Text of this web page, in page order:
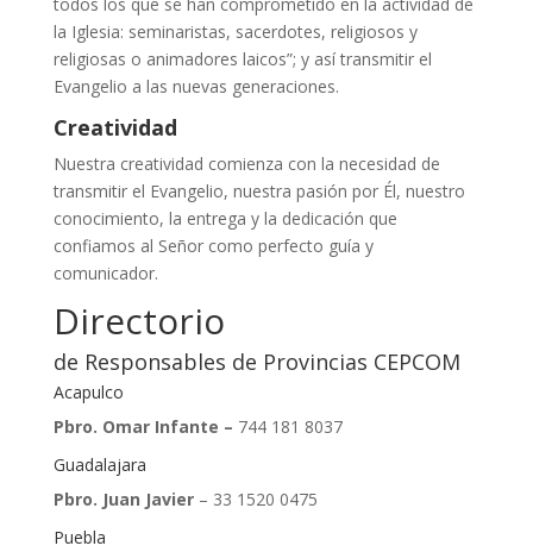
la Iglesia: seminaristas, sacerdotes, religiosos y
religiosas o animadores laicos”; y así transmitir el
Evangelio a las nuevas generaciones.
Creatividad
Nuestra creatividad comienza con la necesidad de
transmitir el Evangelio, nuestra pasión por Él, nuestro
conocimiento, la entrega y la dedicación que
confiamos al Señor como perfecto guía y
comunicador.
Directorio
de Responsables de Provincias CEPCOM
Acapulco
Pbro. Omar Infante – 744 181 8037
Guadalajara
Pbro. Juan Javier– 33 1520 0475
Puebla